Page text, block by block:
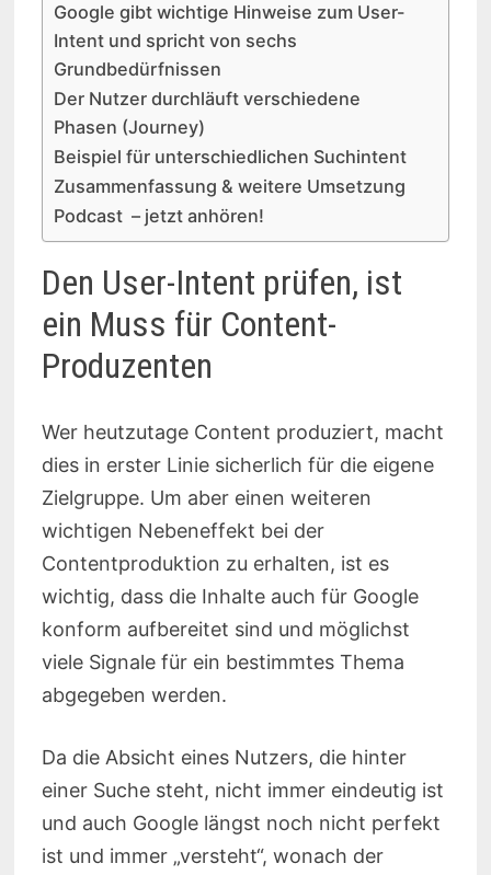
Google gibt wichtige Hinweise zum User-
Intent und spricht von sechs
Grundbedürfnissen
Der Nutzer durchläuft verschiedene
Phasen (Journey)
Beispiel für unterschiedlichen Suchintent
Zusammenfassung & weitere Umsetzung
Podcast – jetzt anhören!
Den User-Intent prüfen, ist
ein Muss für Content-
Produzenten
Wer heutzutage Content produziert, macht
dies in erster Linie sicherlich für die eigene
Zielgruppe. Um aber einen weiteren
wichtigen Nebeneffekt bei der
Contentproduktion zu erhalten, ist es
wichtig, dass die Inhalte auch für Google
konform aufbereitet sind und möglichst
viele Signale für ein bestimmtes Thema
abgegeben werden.
Da die Absicht eines Nutzers, die hinter
einer Suche steht, nicht immer eindeutig ist
und auch Google längst noch nicht perfekt
ist und immer „versteht“, wonach der